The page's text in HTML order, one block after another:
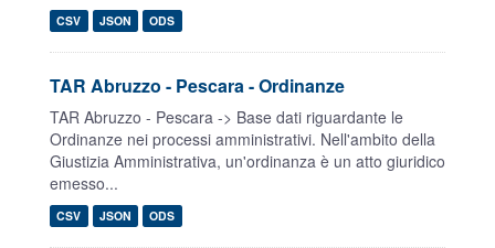
CSV JSON ODS
TAR Abruzzo - Pescara - Ordinanze
TAR Abruzzo - Pescara -> Base dati riguardante le
Ordinanze nei processi amministrativi. Nell'ambito della
Giustizia Amministrativa, un'ordinanza è un atto giuridico
emesso...
CSV JSON ODS